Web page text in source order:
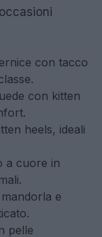
con tacco
con kitten
heels, ideali
a cuore in
e
pelle